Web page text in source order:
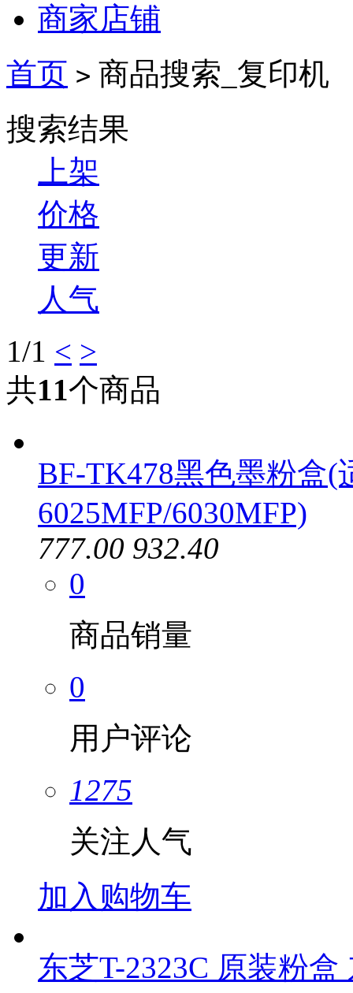
商家店铺
首页 > 商品搜索_复印机
搜索结果
上架
价格
更新
人气
1/1 < >
共11个商品
BF-TK478黑色墨粉盒(
6025MFP/6030MFP)
777.00 932.40
0
商品销量
0
用户评论
1275
关注人气
加入购物车
东芝T-2323C 原装粉